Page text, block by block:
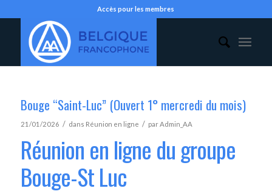
Accès pour les membres
Bouge “Saint-Luc” (Ouvert 1° mercredi du mois)
21/01/2026 / dans Réunion en ligne / parAdmin_AA
Réunion en ligne du groupe
Bouge-St Luc